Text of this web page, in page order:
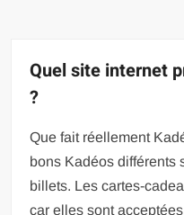
Quel site internet
?
Que fait réellement
bons Kadéos différents
billets. Les cartes-
car elles sont acceptées